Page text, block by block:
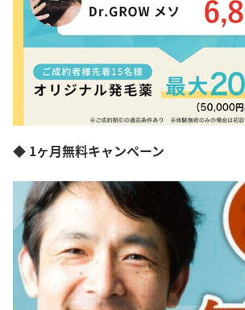
◆ 1ヶ月無料キャンペーン